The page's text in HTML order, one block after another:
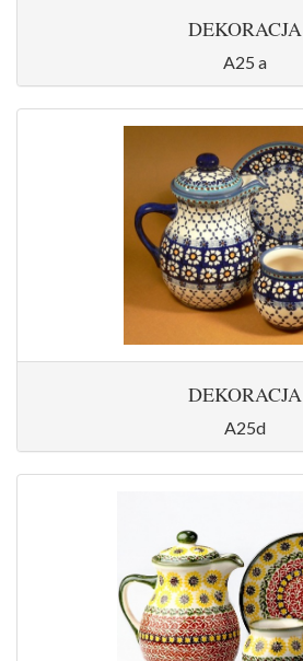
DEKORACJA
A25 a
DEKORACJA
A25d